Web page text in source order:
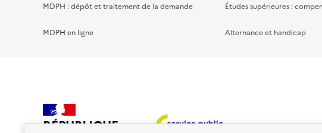
MDPH : dépôt et traitement de la demande
MDPH en ligne
Études supérieures :
Alternance et handicap
RÉPUBLIQUE